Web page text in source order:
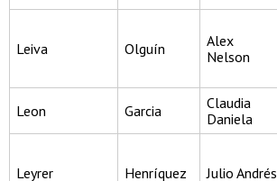
Leiva Olguín
Alex
Nelson
Leon Garcia
Claudia
Daniela
Leyrer Henríquez Julio Andrés